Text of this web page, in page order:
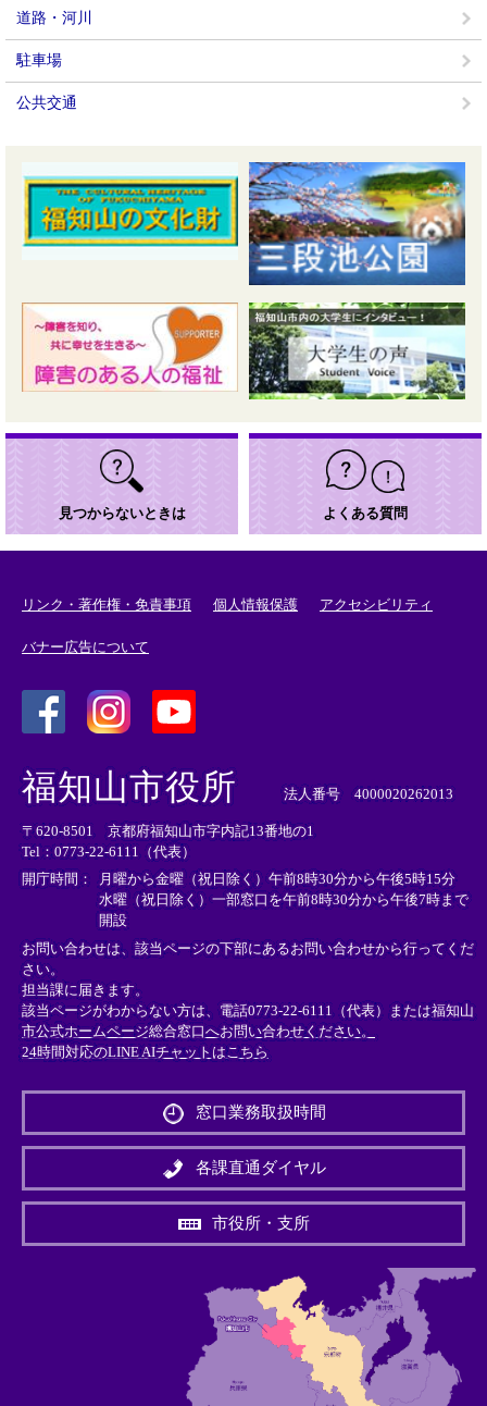
道路・河川
駐車場
公共交通
見つからないときは よくある質問
リンク・著作権・免責事項 個人情報保護 アクセシビリティ
バナー広告について
外
部
リ
ン
ク
＞
外
リ
ン
ク
＞
外
部
ン
ク
＞
福知山市役所 法人番号 4000020262013
〒620-8501 京都府福知山市字内記13番地の1
Tel：0773-22-6111（代表）
開庁時間：
月曜から金曜（祝日除く）午前8時30分から午後5時15分
水曜（祝日除く）一部窓口を午前8時30分から午後7時まで
開設
お問い合わせは、該当ページの下部にあるお問い合わせから行ってくだ
さい。
担当課に届きます。
該当ページがわからない方は、電話0773-22-6111（代表）または福知山
市公式ホームページ総合窓口へお問い合わせください。
24時間対応のLINE AIチャットはこちら
外
リ
ン
＞
窓口業務取扱時間
各課直通ダイヤル
市役所・支所